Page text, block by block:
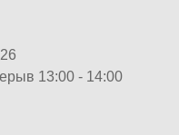
13:00 - 14:00